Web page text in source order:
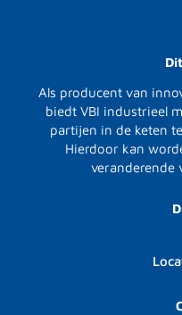
Als producent van
biedt VBI industrieel
partijen in de keten
Hierdoor kan
veranderende